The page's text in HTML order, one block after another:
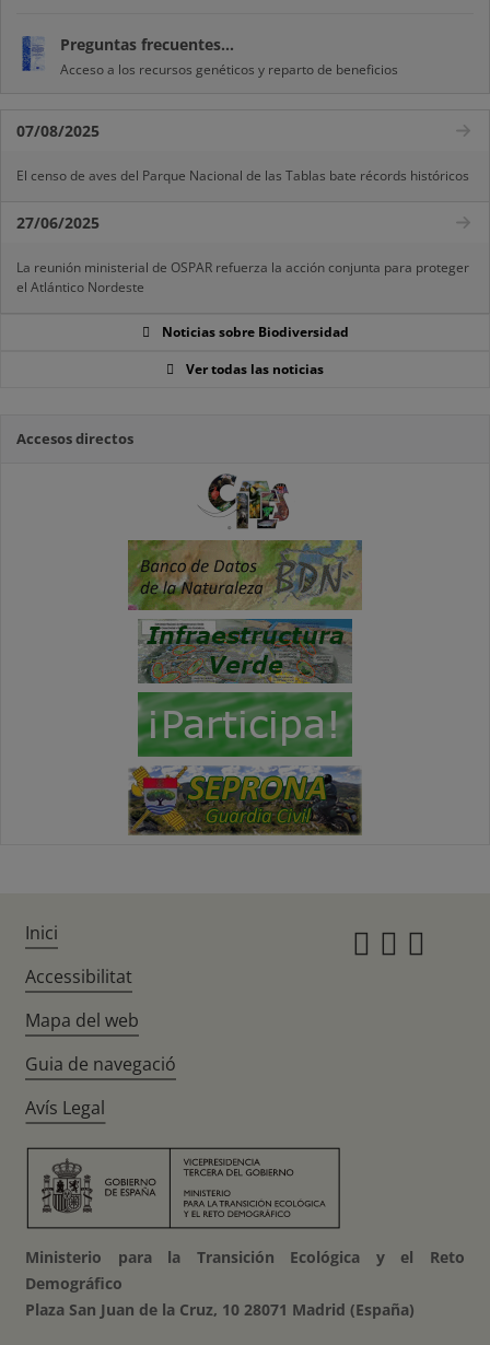
Preguntas frecuentes...
Acceso a los recursos genéticos y reparto de beneficios
07/08/2025
El censo de aves del Parque Nacional de las Tablas bate récords históricos
27/06/2025
La reunión ministerial de OSPAR refuerza la acción conjunta para proteger
el Atlántico Nordeste
Noticias sobre Biodiversidad
Ver todas las noticias
Accesos directos
Inici
Accessibilitat
Mapa del web
Guia de navegació
Avís Legal
Ministerio para la Transición Ecológica y el Reto
Demográfico
Plaza San Juan de la Cruz, 10 28071 Madrid (España)